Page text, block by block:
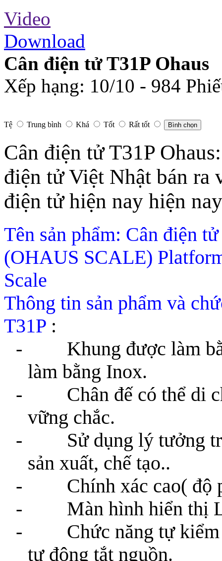
Video
Download
Cân điện tử T31P Ohaus
Xếp hạng: 10/10 - 984
Tệ Trung bình Khá Tốt Rất tốt Bình chọn
Cân điện tử T31P
điện tử Việt Nhật bán ra
điện tử hiện nay hiện
Tên sản phẩm: Cân điện
(OHAUS SCALE)
Scale
Thông tin sản phẩm và
T31P :
- Khung được làm
làm bằng Inox.
- Chân đế có thể di
vững chắc.
- Sử dụng lý tưởng
sản xuất, chế tạo..
- Chính xác cao( độ
- Màn hình hiển thị
- Chức năng tự kiểm
tự động tắt nguồn.